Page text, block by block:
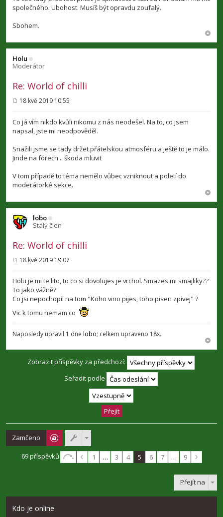
společného. Ubohost. Musíš být opravdu zoufalý.
Sbohem.
Holu
Moderátor
Re: World of chilli
ř
í
s
p
v
e
k
18 kvě 2019 10:55
Co já vím nikdo kvůli nikomu z nás neodešel. Na to, co jsem
napsal, jste mi neodpověděl.
Snažili jsme se tady držet přátelskou atmosféru a ještě to je málo.
Jinde na fórech .. škoda mluvit
V tom případě to téma nemělo vůbec vzniknout a poletí do
moderátorké sekce.
lobo
Stálý člen
Re: World of chilli
ř
í
p
ě
e
18 kvě 2019 19:07
Holu je mi te lito, to co si dovolujes je vrchol. Smazes mi smajliky??
To jako vážně?
Co jsi nepochopil na tom "Koho vino pijes, toho pisen zpivej" ?
Vic k tomu nemam co
Naposledy upravil 1 dne lobo; celkem upraveno 18x.
Zobrazit příspěvky za předchozí:
Seřadit podle
Zamčeno
69 příspěvků 1 … 3 4 5 6 7 … 9
Přejít na
Kdo je online